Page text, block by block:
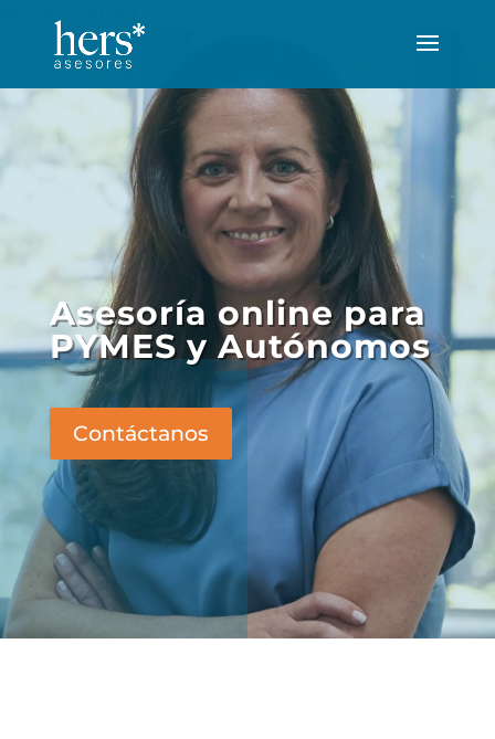
Skip to content
Asesoría online para
PYMES y Autónomos
Contáctanos